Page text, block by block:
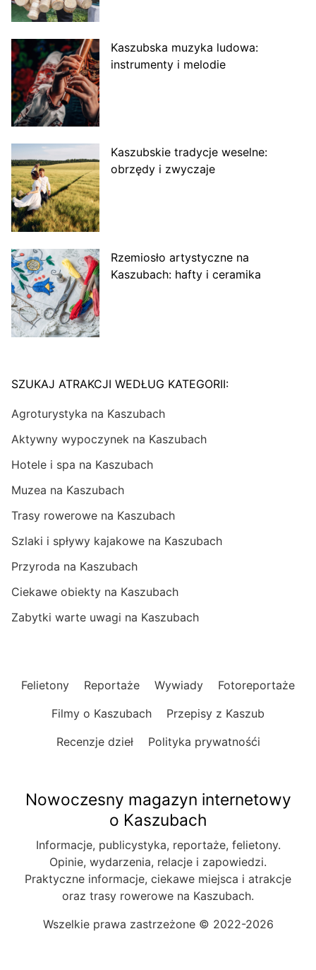
Kaszubska muzyka ludowa:
instrumenty i melodie
Kaszubskie tradycje weselne:
obrzędy i zwyczaje
Rzemiosło artystyczne na
Kaszubach: hafty i ceramika
SZUKAJ ATRAKCJI WEDŁUG KATEGORII:
Agroturystyka na Kaszubach
Aktywny wypoczynek na Kaszubach
Hotele i spa na Kaszubach
Muzea na Kaszubach
Trasy rowerowe na Kaszubach
Szlaki i spływy kajakowe na Kaszubach
Przyroda na Kaszubach
Ciekawe obiekty na Kaszubach
Zabytki warte uwagi na Kaszubach
Felietony Reportaże Wywiady
Fotoreportaże
Filmy o Kaszubach
Przepisy z Kaszub
Recenzje dzieł
Polityka prywatnośći
Nowoczesny magazyn internetowy
o Kaszubach
Informacje, publicystyka, reportaże, felietony.
Opinie, wydarzenia, relacje i zapowiedzi.
Praktyczne informacje, ciekawe miejsca i atrakcje
oraz trasy rowerowe na Kaszubach.
Wszelkie prawa zastrzeżone © 2022-2026